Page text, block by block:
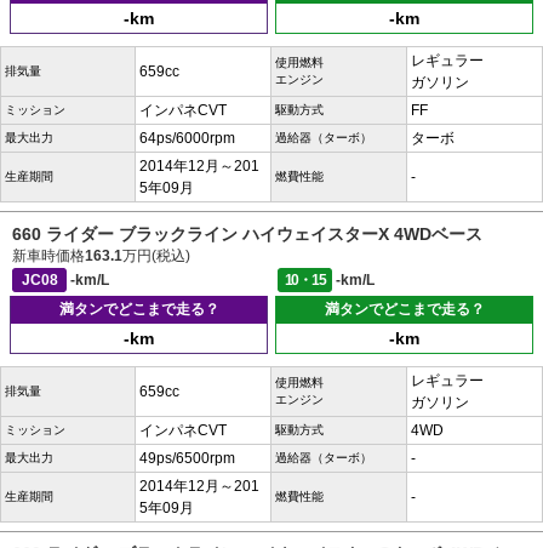
-km -km
排気量 659cc
使用燃料
エンジン
レギュラー
ガソリン
ミッション インパネCVT 駆動方式 FF
最大出力 64ps/6000rpm 過給器（ターボ） ターボ
生産期間
2014年12月～201
5年09月
燃費性能 -
660 ライダー ブラックライン ハイウェイスターX 4WDベース
新車時価格163.1万円(税込)
JC08
-km/L 10・15
-km/L
満タンでどこまで走る？
-km
満タンでどこまで走る？
-km
排気量 659cc
使用燃料
エンジン
レギュラー
ガソリン
ミッション インパネCVT 駆動方式 4WD
最大出力 49ps/6500rpm 過給器（ターボ） -
生産期間
2014年12月～201
5年09月
燃費性能 -